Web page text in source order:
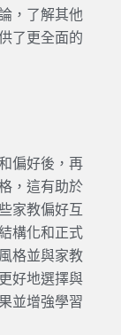
，了解其他
了更全面的
偏好後，再
，這有助於
家教偏好互
構化和正式
格並與家教
好地選擇與
並增強學習